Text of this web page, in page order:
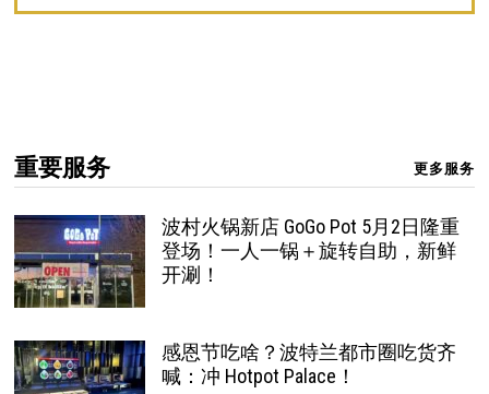
重要服务 更多服务
波村火锅新店 GoGo Pot 5月2日隆重
登场！一人一锅＋旋转自助，新鲜
开涮！
感恩节吃啥？波特兰都市圈吃货齐
喊：冲 Hotpot Palace！